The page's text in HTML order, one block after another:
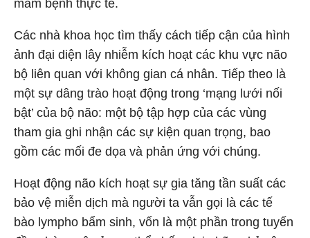
mầm bệnh thực tế.
Các nhà khoa học tìm thấy cách tiếp cận của hình
ảnh đại diện lây nhiễm kích hoạt các khu vực não
bộ liên quan với không gian cá nhân. Tiếp theo là
một sự dâng trào hoạt động trong ‘mạng lưới nối
bật’ của bộ não: một bộ tập hợp của các vùng
tham gia ghi nhận các sự kiện quan trọng, bao
gồm các mối đe dọa và phản ứng với chúng.
Hoạt động não kích hoạt sự gia tăng tần suất các
bảo vệ miễn dịch mà người ta vẫn gọi là các tế
bào lympho bẩm sinh, vốn là một phần trong tuyến